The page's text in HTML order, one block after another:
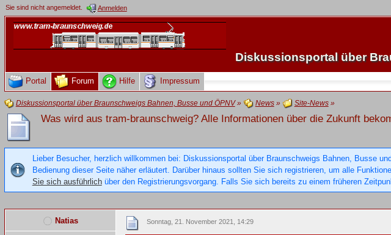
Sie sind nicht angemeldet. Anmelden
Diskussionsportal über
Portal Forum Hilfe Impressum
Diskussionsportal über Braunschweigs Bahnen, Busse und ÖPNV» News» Site-News»
Was wird aus tram-braunschweig? Alle Informationen über die Zukunft
Lieber Besucher, herzlich willkommen bei: Diskussionsportal über Braunschweigs Bahnen, Busse
Bedienung dieser Seite näher erläutert. Darüber hinaus sollten Sie sich registrieren, um alle
Sie sich ausführlichüber den Registrierungsvorgang. Falls Sie sich bereits zu einem früheren
Natias Sonntag, 21. November 2021, 14:29